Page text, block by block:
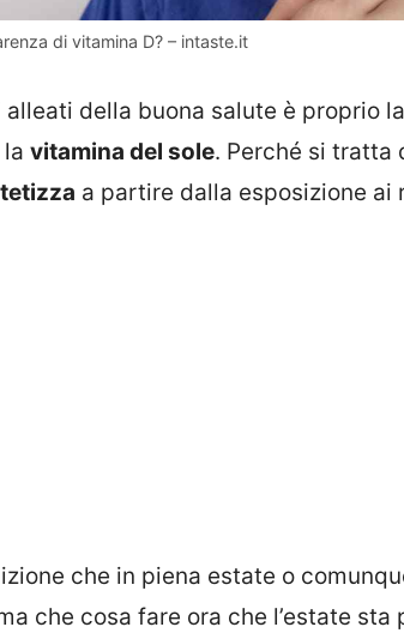
di vitamina D? – intaste.it
alleati della buona salute è proprio la
vitamina del sole. Perché si tratta
a partire dalla esposizione ai
che in piena estate o
che cosa fare ora che l’estate